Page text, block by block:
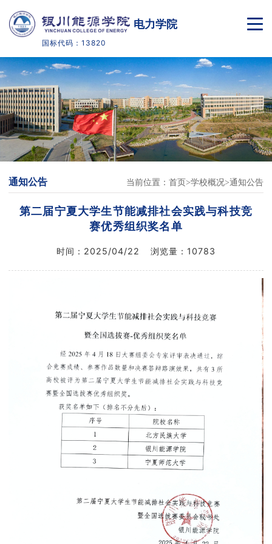
电力学院
国标代码：13820
学校概况
专业介绍
人才培养
教学科研
党建工作
学生工作
资源下载
学院官网
通知公告 当前位置： 首页 学校概况 通知公告
第二届宁夏大学生节能减排社会实践与科技竞
赛优秀组织奖名单
时间： 2025/04/22 浏览量： 10783